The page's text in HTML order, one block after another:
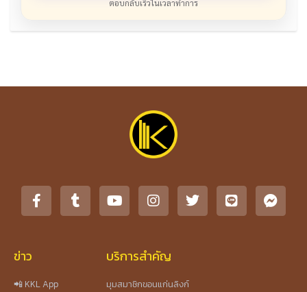
ตอบกลับเร็วในเวลาทำการ
ข่าว
📲 KKL App
บริการสำคัญ
มุมสมาชิกขอนแก่นลิงก์